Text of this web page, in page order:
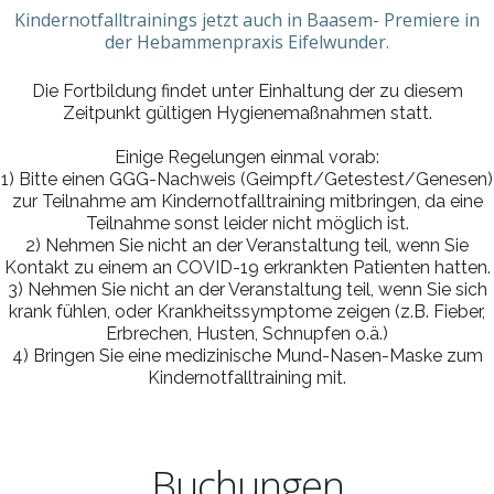
Kindernotfalltrainings jetzt auch in Baasem- Premiere in
der Hebammenpraxis Eifelwunder.
Die Fortbildung findet unter Einhaltung der zu diesem
Zeitpunkt gültigen Hygienemaßnahmen statt.
Einige Regelungen einmal vorab:
1) Bitte einen GGG-Nachweis (Geimpft/Getestest/Genesen)
zur Teilnahme am Kindernotfalltraining mitbringen, da eine
Teilnahme sonst leider nicht möglich ist.
2) Nehmen Sie nicht an der Veranstaltung teil, wenn Sie
Kontakt zu einem an COVID-19 erkrankten Patienten hatten.
3) Nehmen Sie nicht an der Veranstaltung teil, wenn Sie sich
krank fühlen, oder Krankheitssymptome zeigen (z.B. Fieber,
Erbrechen, Husten, Schnupfen o.ä.)
4) Bringen Sie eine medizinische Mund-Nasen-Maske zum
Kindernotfalltraining mit.